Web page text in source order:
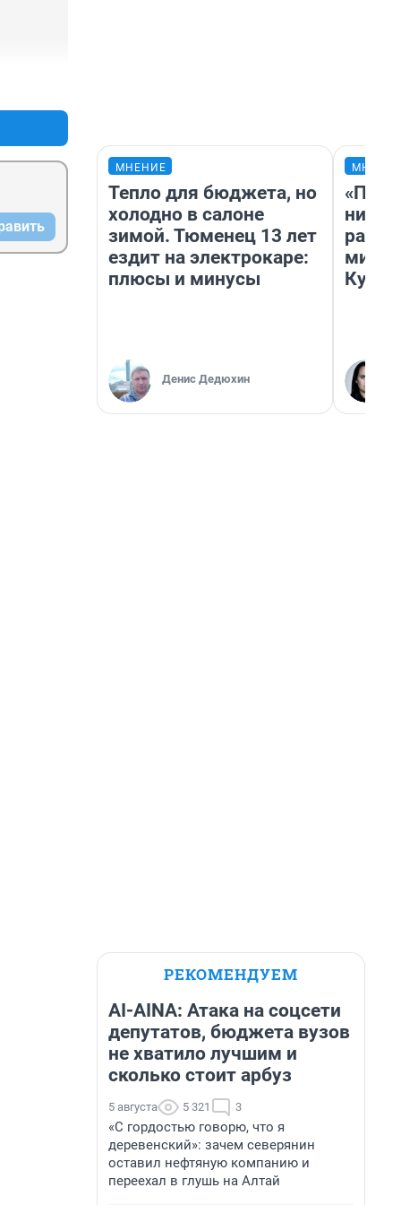
МНЕНИЕ
Тепло для бюджета, но
холодно в салоне
зимой. Тюменец 13 лет
ездит на электрокаре:
плюсы и минусы
Денис Дедюхин
Кузи
РЕКОМЕНДУЕМ
AI-AINA: Атака на соцсети
депутатов, бюджета вузов
не хватило лучшим и
сколько стоит арбуз
5 августа 5 321 3
«С гордостью говорю, что я
деревенский»: зачем северянин
оставил нефтяную компанию и
переехал в глушь на Алтай